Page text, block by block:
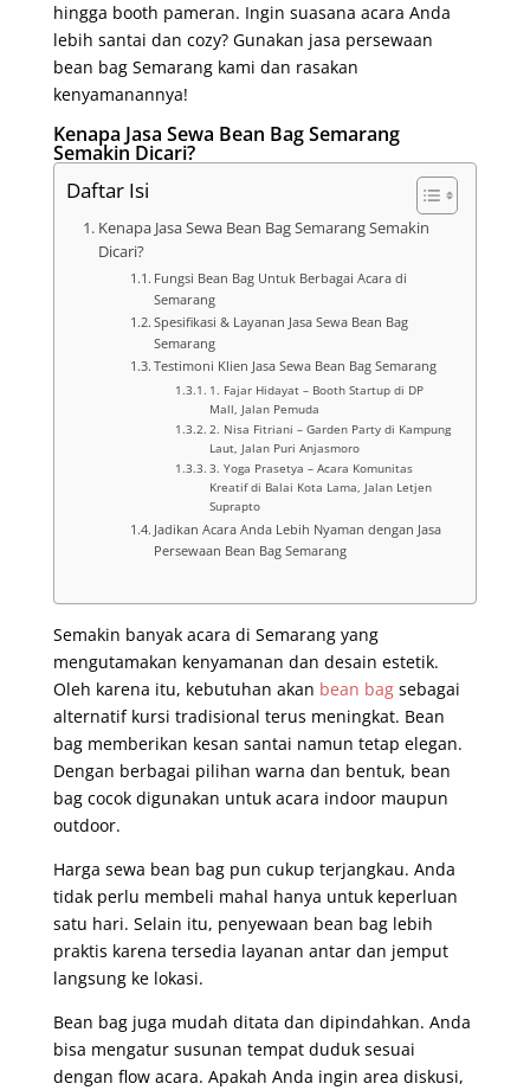
hingga booth pameran. Ingin suasana acara Anda
lebih santai dan cozy? Gunakan jasa persewaan
bean bag Semarang kami dan rasakan
kenyamanannya!
Kenapa Jasa Sewa Bean Bag Semarang
Semakin Dicari?
Daftar Isi
Kenapa Jasa Sewa Bean Bag Semarang Semakin
Dicari?
Fungsi Bean Bag Untuk Berbagai Acara di
Semarang
Spesifikasi & Layanan Jasa Sewa Bean Bag
Semarang
Testimoni Klien Jasa Sewa Bean Bag Semarang
1. Fajar Hidayat – Booth Startup di DP
Mall, Jalan Pemuda
2. Nisa Fitriani – Garden Party di Kampung
Laut, Jalan Puri Anjasmoro
3. Yoga Prasetya – Acara Komunitas
Kreatif di Balai Kota Lama, Jalan Letjen
Suprapto
Jadikan Acara Anda Lebih Nyaman dengan Jasa
Persewaan Bean Bag Semarang
Semakin banyak acara di Semarang yang
mengutamakan kenyamanan dan desain estetik.
Oleh karena itu, kebutuhan akan bean bagsebagai
alternatif kursi tradisional terus meningkat. Bean
bag memberikan kesan santai namun tetap elegan.
Dengan berbagai pilihan warna dan bentuk, bean
bag cocok digunakan untuk acara indoor maupun
outdoor.
Harga sewa bean bag pun cukup terjangkau. Anda
tidak perlu membeli mahal hanya untuk keperluan
satu hari. Selain itu, penyewaan bean bag lebih
praktis karena tersedia layanan antar dan jemput
langsung ke lokasi.
Bean bag juga mudah ditata dan dipindahkan. Anda
bisa mengatur susunan tempat duduk sesuai
dengan flow acara. Apakah Anda ingin area diskusi,